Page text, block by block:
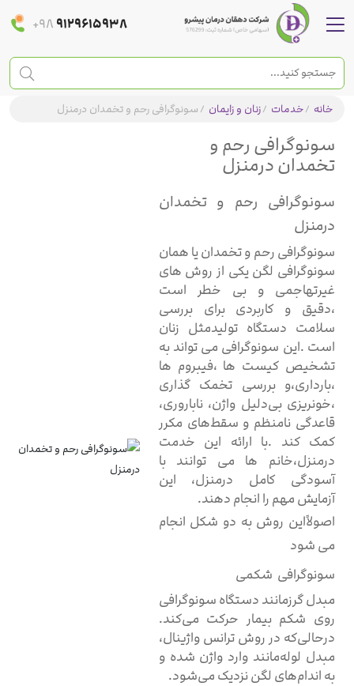
+98 9129615938
خانه /خدمات /زنان و زایمان / سونوگرافی رحم و تخمدان درمنزل
سونوگرافی رحم و
تخمدان درمنزل
سونوگرافی رحم و تخمدان
درمنزل
سونوگرافی رحم و تخمدان یا همان
سونوگرافی لگن یکی از روش های
غیرتهاجمی و بی خطر است
،دقیق و کاربردی برای بررسی
سلامت دستگاه تولیدمثل زنان
است .این سونوگرافی می تواند به
تشخیص کیست ها ،فیبروم ها
،بارداری،و بررسی تخمک گذاری
،خونریزی بی‌دلیل واژن، ناباروری،
قاعدگی نامنظم و سقط‌های مکرر
کمک کند .با ارائه این خدمت
درمنزل،خانم ها می توانند با
آسودگی کامل درمنزل، این
آزمایش مهم را انجام دهند.
اصولاًاین روش به دو شکل انجام
می شود
سونوگرافی شکمی
مبدل گرز‌مانند دستگاه سونوگرافی
روی شکم بیمار حرکت می‌کند.
درحالی‌که در روش ترانس واژینال،
مبدل لوله‌مانند وارد واژن شده و
به اندام‌های لگن نزدیک‌ می‌شود.